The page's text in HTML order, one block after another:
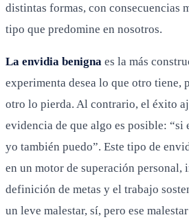
distintas formas, con consecuencias
tipo que predomine en nosotros.
La envidia benigna es la más
experimenta desea lo que otro tiene,
otro lo pierda. Al contrario, el éxito
evidencia de que algo es posible: “si
yo también puedo”. Este tipo de
en un motor de superación personal,
definición de metas y el trabajo
un leve malestar, sí, pero ese